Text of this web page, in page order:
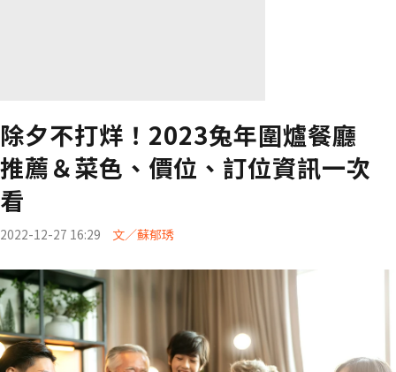
除夕不打烊！2023兔年圍爐餐廳
推薦＆菜色、價位、訂位資訊一次
看
2022-12-27 16:29 文／蘇郁琇